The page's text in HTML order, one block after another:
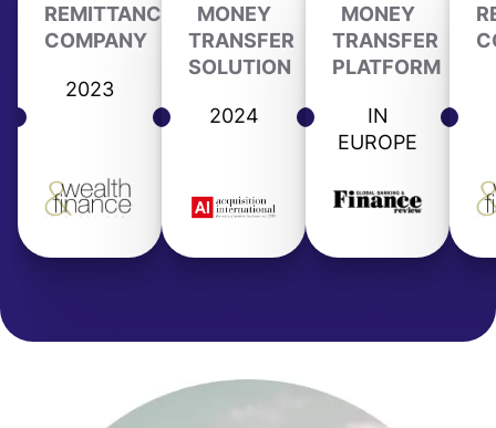
REMITTANCE
COMPANY
2023
MONEY
TRANSFER
SOLUTION
2024
MONEY
TRANSFER
PLATFORM
IN
EUROPE